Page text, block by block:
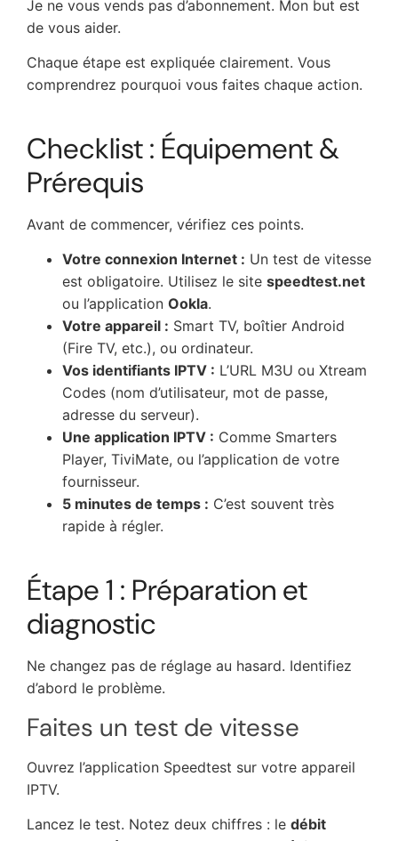
Je ne vous vends pas d’abonnement. Mon but est
de vous aider.
Chaque étape est expliquée clairement. Vous
comprendrez pourquoi vous faites chaque action.
Checklist : Équipement &
Prérequis
Avant de commencer, vérifiez ces points.
Votre connexion Internet : Un test de vitesse
est obligatoire. Utilisez le site speedtest.net
ou l’application Ookla.
Votre appareil : Smart TV, boîtier Android
(Fire TV, etc.), ou ordinateur.
Vos identifiants IPTV : L’URL M3U ou Xtream
Codes (nom d’utilisateur, mot de passe,
adresse du serveur).
Une application IPTV : Comme Smarters
Player, TiviMate, ou l’application de votre
fournisseur.
5 minutes de temps : C’est souvent très
rapide à régler.
Étape 1 : Préparation et
diagnostic
Ne changez pas de réglage au hasard. Identifiez
d’abord le problème.
Faites un test de vitesse
Ouvrez l’application Speedtest sur votre appareil
IPTV.
Lancez le test. Notez deux chiffres : le débit